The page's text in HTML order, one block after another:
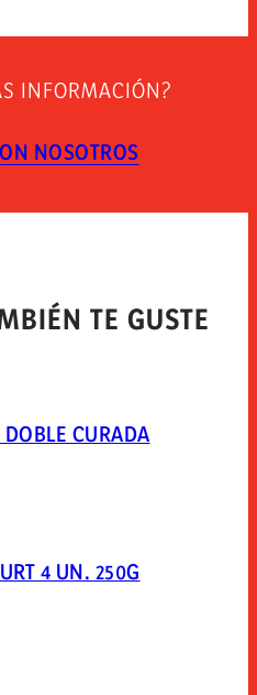
INFORMACIÓN?
NOSOTROS
TE GUSTE
DOBLE CURADA
4 UN. 250G